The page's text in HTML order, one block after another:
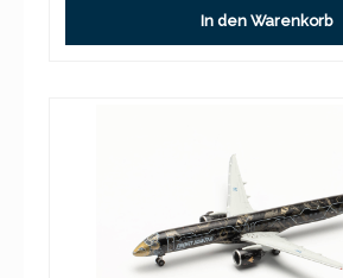
In den Warenkorb